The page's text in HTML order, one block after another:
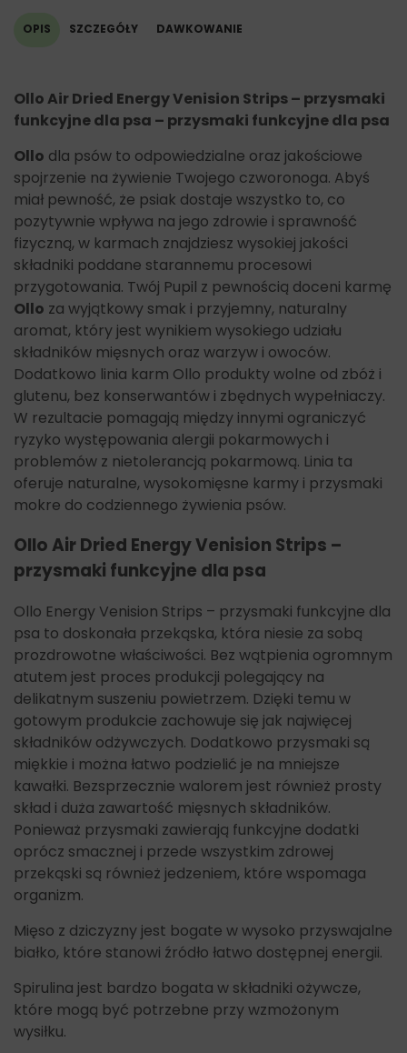
OPIS SZCZEGÓŁY DAWKOWANIE
Ollo Air Dried Energy Venision Strips – przysmaki
funkcyjne dla psa – przysmaki funkcyjne dla psa
Ollo dla psów to odpowiedzialne oraz jakościowe
spojrzenie na żywienie Twojego czworonoga. Abyś
miał pewność, że psiak dostaje wszystko to, co
pozytywnie wpływa na jego zdrowie i sprawność
fizyczną, w karmach znajdziesz wysokiej jakości
składniki poddane starannemu procesowi
przygotowania. Twój Pupil z pewnością doceni karmę
Ollo za wyjątkowy smak i przyjemny, naturalny
aromat, który jest wynikiem wysokiego udziału
składników mięsnych oraz warzyw i owoców.
Dodatkowo linia karm Ollo produkty wolne od zbóż i
glutenu, bez konserwantów i zbędnych wypełniaczy.
W rezultacie pomagają między innymi ograniczyć
ryzyko występowania alergii pokarmowych i
problemów z nietolerancją pokarmową. Linia ta
oferuje naturalne, wysokomięsne karmy i przysmaki
mokre do codziennego żywienia psów.
Ollo Air Dried Energy Venision Strips –
przysmaki funkcyjne dla psa
Ollo Energy Venision Strips – przysmaki funkcyjne dla
psa to doskonała przekąska, która niesie za sobą
prozdrowotne właściwości. Bez wątpienia ogromnym
atutem jest proces produkcji polegający na
delikatnym suszeniu powietrzem. Dzięki temu w
gotowym produkcie zachowuje się jak najwięcej
składników odżywczych. Dodatkowo przysmaki są
miękkie i można łatwo podzielić je na mniejsze
kawałki. Bezsprzecznie walorem jest również prosty
skład i duża zawartość mięsnych składników.
Ponieważ przysmaki zawierają funkcyjne dodatki
oprócz smacznej i przede wszystkim zdrowej
przekąski są również jedzeniem, które wspomaga
organizm.
Mięso z dziczyzny jest bogate w wysoko przyswajalne
białko, które stanowi źródło łatwo dostępnej energii.
Spirulina jest bardzo bogata w składniki ożywcze,
które mogą być potrzebne przy wzmożonym
wysiłku.